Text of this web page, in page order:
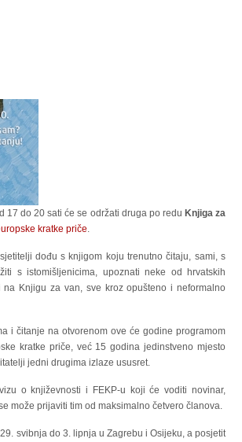
17 do 20 sati će se održati druga po redu Knjiga za
kratke priče.
dođu s knjigom koju trenutno čitaju, sami, s
s istomišljenicima, upoznati neke od hrvatskih
Knjigu za van, sve kroz opušteno i neformalno
i čitanje na otvorenom ove će godine programom
kratke priče, već 15 godina jedinstveno mjesto
jedni drugima izlaze ususret.
o književnosti i FEKP-u koji će voditi novinar,
može prijaviti tim od maksimalno četvero članova.
svibnja do 3. lipnja u Zagrebu i Osijeku, a posjetit